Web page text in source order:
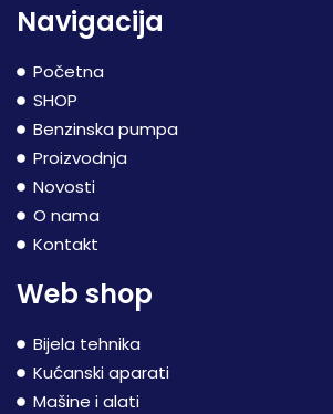
Navigacija
Početna
SHOP
Benzinska pumpa
Proizvodnja
Novosti
O nama
Kontakt
Web shop
Bijela tehnika
Kućanski aparati
Mašine i alati